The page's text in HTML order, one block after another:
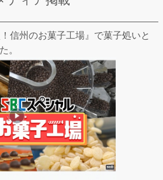
信州のお菓子工場』で菓子処いと
。